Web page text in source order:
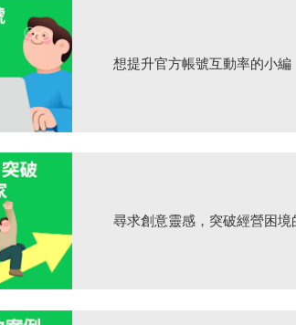
想提升官方帳號互動率的小編
尋求創意靈感，突破經營困境